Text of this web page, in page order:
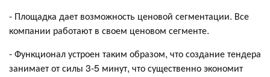
- Площадка дает возможность ценовой сегментации. Все
компании работают в своем ценовом сегменте.
- Функционал устроен таким образом, что создание тендера
занимает от силы 3-5 минут, что существенно экономит